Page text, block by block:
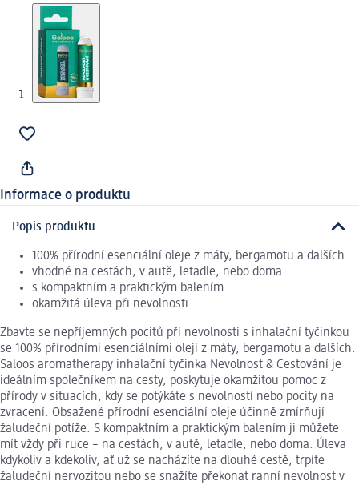
Informace o produktu
Popis produktu
100% přírodní esenciální oleje z máty, bergamotu a dalších
vhodné na cestách, v autě, letadle, nebo doma
s kompaktním a praktickým balením
okamžitá úleva při nevolnosti
Zbavte se nepříjemných pocitů při nevolnosti s inhalační tyčinkou
se 100% přírodními esenciálními oleji z máty, bergamotu a dalších.
Saloos aromatherapy inhalační tyčinka Nevolnost & Cestování je
ideálním společníkem na cesty, poskytuje okamžitou pomoc z
přírody v situacích, kdy se potýkáte s nevolností nebo pocity na
zvracení. Obsažené přírodní esenciální oleje účinně zmírňují
žaludeční potíže. S kompaktním a praktickým balením ji můžete
mít vždy při ruce – na cestách, v autě, letadle, nebo doma. Úleva
kdykoliv a kdekoliv, ať už se nacházíte na dlouhé cestě, trpíte
žaludeční nervozitou nebo se snažíte překonat ranní nevolnost v